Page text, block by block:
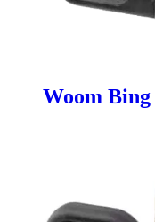
Woom